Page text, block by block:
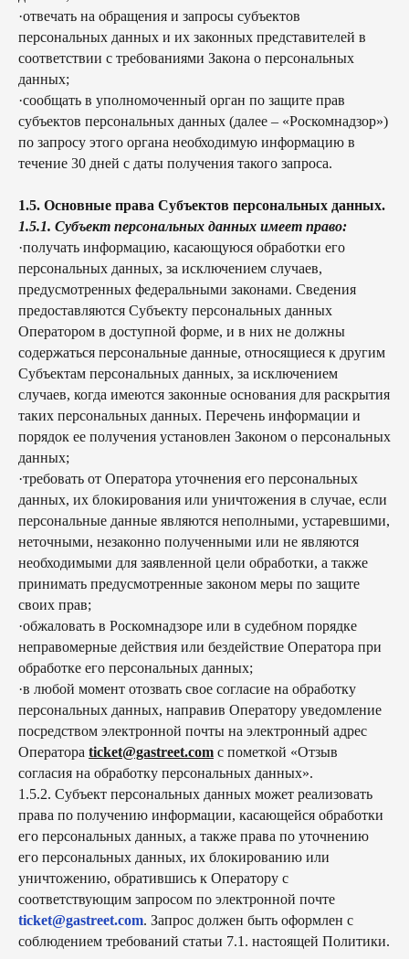
·отвечать на обращения и запросы субъектов
персональных данных и их законных представителей в
соответствии с требованиями Закона о персональных
данных;
·сообщать в уполномоченный орган по защите прав
субъектов персональных данных (далее – «Роскомнадзор»)
по запросу этого органа необходимую информацию в
течение 30 дней с даты получения такого запроса.
1.5. Основные права Субъектов персональных данных.
1.5.1. Субъект персональных данных имеет право:
·получать информацию, касающуюся обработки его
персональных данных, за исключением случаев,
предусмотренных федеральными законами. Сведения
предоставляются Субъекту персональных данных
Оператором в доступной форме, и в них не должны
содержаться персональные данные, относящиеся к другим
Субъектам персональных данных, за исключением
случаев, когда имеются законные основания для раскрытия
таких персональных данных. Перечень информации и
порядок ее получения установлен Законом о персональных
данных;
·требовать от Оператора уточнения его персональных
данных, их блокирования или уничтожения в случае, если
персональные данные являются неполными, устаревшими,
неточными, незаконно полученными или не являются
необходимыми для заявленной цели обработки, а также
принимать предусмотренные законом меры по защите
своих прав;
·обжаловать в Роскомнадзоре или в судебном порядке
неправомерные действия или бездействие Оператора при
обработке его персональных данных;
·в любой момент отозвать свое согласие на обработку
персональных данных, направив Оператору уведомление
посредством электронной почты на электронный адрес
Оператора ticket@gastreet.com с пометкой «Отзыв
согласия на обработку персональных данных».
1.5.2. Субъект персональных данных может реализовать
права по получению информации, касающейся обработки
его персональных данных, а также права по уточнению
его персональных данных, их блокированию или
уничтожению, обратившись к Оператору с
соответствующим запросом по электронной почте
ticket@gastreet.com. Запрос должен быть оформлен с
соблюдением требований статьи 7.1. настоящей Политики.